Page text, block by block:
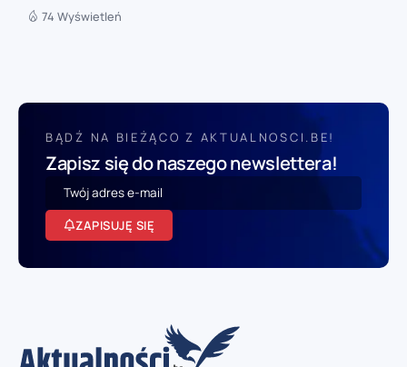
74 Wyświetleń
BĄDŹ NA BIEŻĄCO Z AKTUALNOSCI.BE!
Zapisz się do naszego newslettera!
ZAPISUJĘ SIĘ